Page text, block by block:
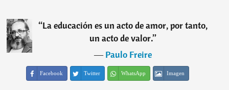
“La educación es un acto de amor, por tanto,
un acto de valor.”
―Paulo Freire
Facebook Twitter WhatsApp Imagen